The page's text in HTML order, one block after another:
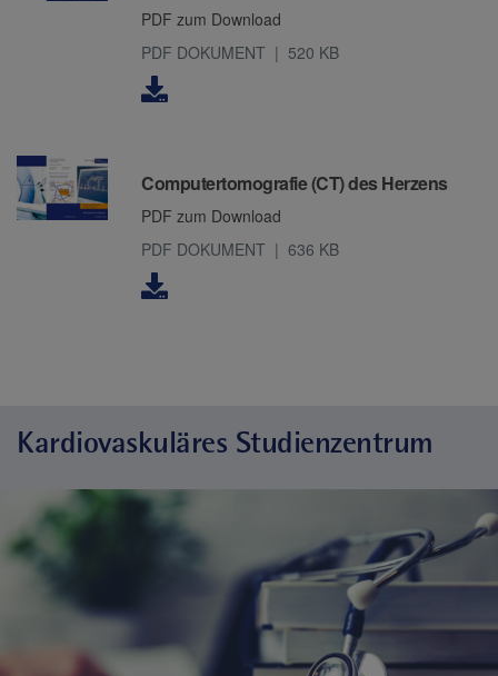
PDF zum Download
PDF DOKUMENT
520 KB
Downloads Computertomografie (CT) des Herzens
PDF zum Download
PDF DOKUMENT
636 KB
Kardiovaskuläres Studienzentrum